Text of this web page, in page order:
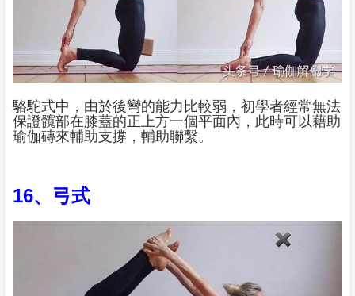
駱駝式中，由於後彎的能力比較弱，初學者經常無法
保證髖部在膝蓋的正上方一個平面內，此時可以藉助
瑜伽磚來輔助支撐，輔助聯繫。
16、弓式